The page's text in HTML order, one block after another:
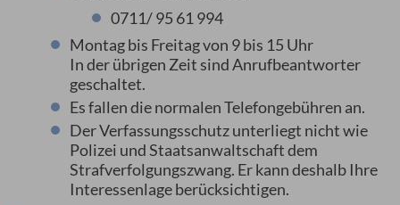
0711/ 95 61 994
Montag bis Freitag von 9 bis 15 Uhr
In der übrigen Zeit sind Anrufbeantworter
geschaltet.
Es fallen die normalen Telefongebühren an.
Der Verfassungsschutz unterliegt nicht wie
Polizei und Staatsanwaltschaft dem
Strafverfolgungszwang. Er kann deshalb Ihre
Interessenlage berücksichtigen.